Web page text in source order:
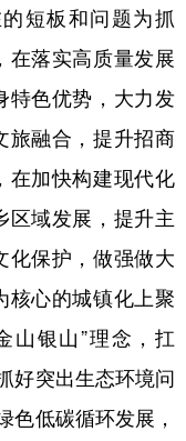
短板和问题为抓
在落实高质量发展
特色优势，大力发
旅融合，提升招商
在加快构建现代化
区域发展，提升主
化保护，做强做大
核心的城镇化上聚
山银山”理念，扛
好突出生态环境问
色低碳循环发展，